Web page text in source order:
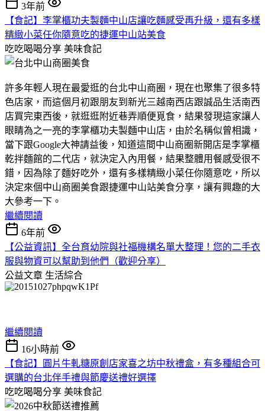
3年前
【食記】李掌櫃功夫製麵中山店讓吃麵感受再升級，還有多樣
精緻小菜任你隨意吃的捷運中山站美食
吃吃喝喝分享 美味食記
許多年輕人現在最愛逛的台北中山商圈，現在也聚集了很多特
色店家，而這個月初跟朋友到新光三越南西店跟誠品生活南西
店買完東西後，就逛逛附近巷弄順便覓食，結果發現這家讓人
眼睛為之一亮的李掌櫃功夫製麵中山店，由於名稱似曾相識，
當下跟Google大神請益後，知道這間中山商圈新開店是李掌櫃
乾拌麵館的二代店，就決定入內用餐，結果整體用餐感受很不
錯，因為除了麵好吃外，還有多樣精緻小菜任你隨意吃，所以
決定來個中山商圈美食跟捷運中山站美食分享，讓有興趣的大
大參考一下。
繼續閱讀
6年前
【公益資訊】全台育幼院與社福機構名單大整理！您的二手衣
服與物資可以幫助到他們（歡迎分享）
公益文章 生活綜合
繼續閱讀
16小時前
【食記】圓片牛軋糖原創店家喜之坊中秋禮盒，有多種組合可
選購的台北伴手禮與節慶送禮好選擇
吃吃喝喝分享 美味食記